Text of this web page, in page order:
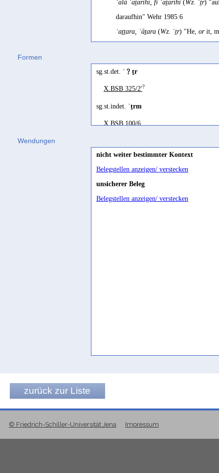
ʿalā ʾaṯarihī, fī ʾaṯarihī(Wz. ʾṯr)
daraufhin" Wehr 1985 6
ʾaṯṯara, ʾāṯara (Wz. ʾṯr) "He, orit,
ʾaṯar (Wz. ʾṯr
Formen
sg.st.det. ʾ﹖ṯr
X.BSB 325/2'?
sg.st.indet. ʾṯrm
X.BSB 100/6
Wendungen
nicht weiter bestimmter Kontext
Belegstellen anzeigen/ verstecken
unsicherer Beleg
Belegstellen anzeigen/ verstecken
zurück zur Liste
© Friedrich-Schiller-Universität Jena Impressum